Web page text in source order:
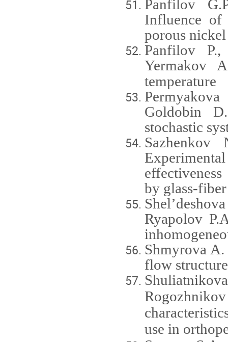
Panfilov
Influence
porous
Panfilov
Yermakov
temperature
Goldobin
stochastic
by glass-
Ryapolov
Shmyrova
flow
use in